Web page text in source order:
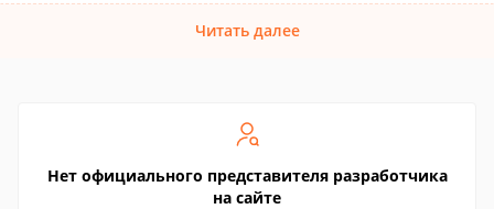
Читать далее
Нет официального представителя разработчика
на сайте